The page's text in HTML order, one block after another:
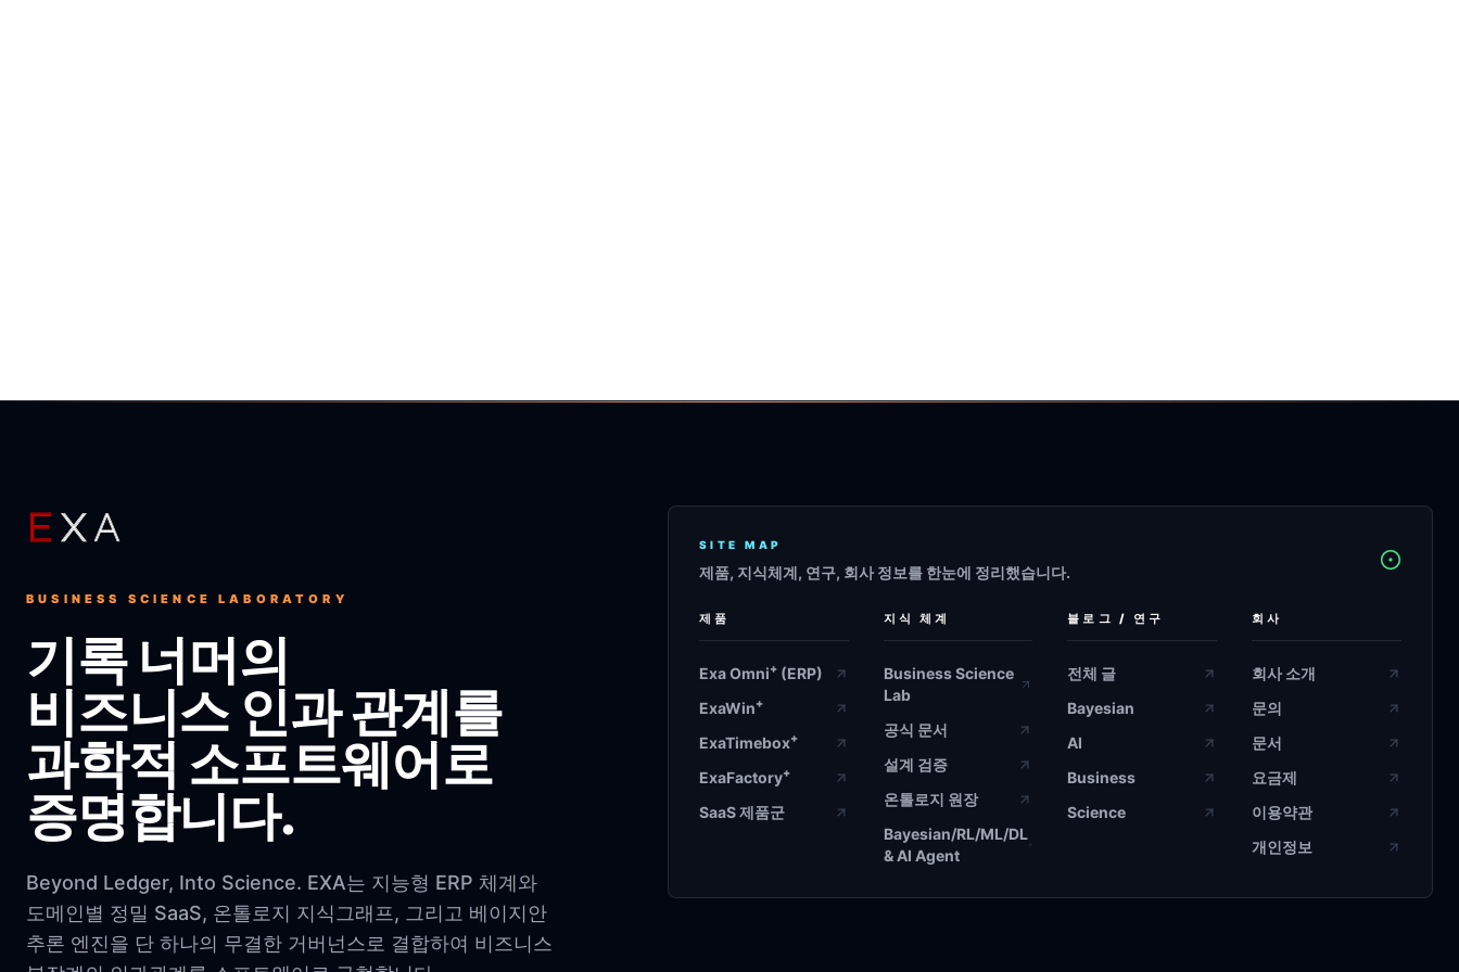
BUSINESS SCIENCE LABORATORY
기록 너머의
비즈니스 인과 관계를
과학적 소프트웨어로
증명합니다.
Beyond Ledger, Into Science. EXA는 지능형 ERP 체계와
도메인별 정밀 SaaS, 온톨로지 지식그래프, 그리고 베이지안
추론 엔진을 단 하나의 무결한 거버넌스로 결합하여 비즈니스
SITE MAP
제품, 지식체계, 연구, 회사 정보를 한눈에 정리했습니다.
제품
Exa Omni+ (ERP)
ExaWin+
ExaTimebox+
ExaFactory+
SaaS 제품군
지식 체계
Business Science
Lab
공식 문서
설계 검증
온톨로지 원장
Bayesian/RL/ML/DL
& AI Agent
블로그 / 연구
전체 글
Bayesian
AI
Business
Science
회사
회사 소개
문의
문서
요금제
이용약관
개인정보